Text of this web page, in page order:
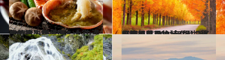
2021.12.16
お気に入りホテル大賞～北陸篇～ 冬の旨いもの満載の宿で絶品旅
旅＆お出かけ 2021.10.22
【石川県 2021年版】 秋の絶景・風物詩4選 視界を埋め尽くすメタセコイアの紅葉
旅＆お出かけ